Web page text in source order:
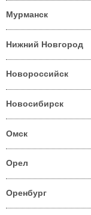
Мурманск
Нижний Новгород
Новороссийск
Новосибирск
Омск
Орел
Оренбург